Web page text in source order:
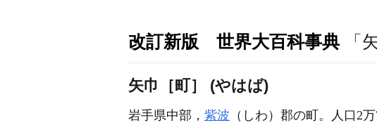
改訂新版 世界大百科事典 「
矢巾［町］ (やはば)
岩手県中部， 紫波 （しわ）郡の町。人口2